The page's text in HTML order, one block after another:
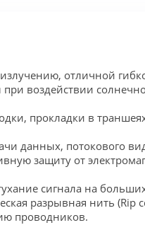
отличной
при воздействии
прокладки в
данных, потокового
защиту от
сигнала на больших
разрывная нить (Rip
проводников.